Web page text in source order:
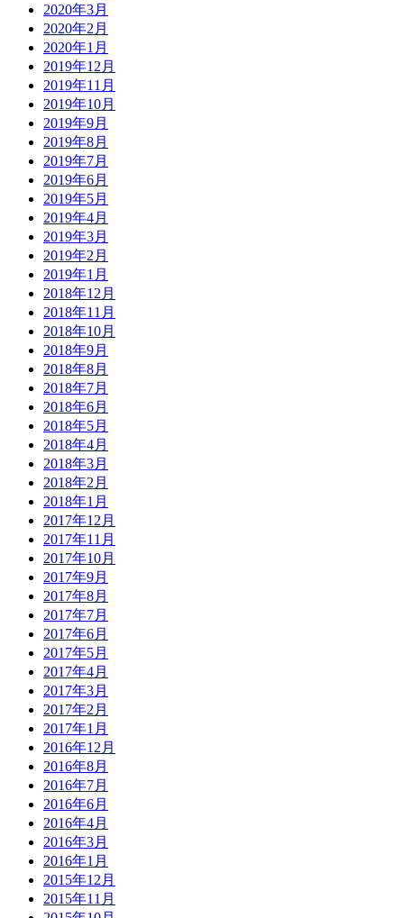
2020年3月
2020年2月
2020年1月
2019年12月
2019年11月
2019年10月
2019年9月
2019年8月
2019年7月
2019年6月
2019年5月
2019年4月
2019年3月
2019年2月
2019年1月
2018年12月
2018年11月
2018年10月
2018年9月
2018年8月
2018年7月
2018年6月
2018年5月
2018年4月
2018年3月
2018年2月
2018年1月
2017年12月
2017年11月
2017年10月
2017年9月
2017年8月
2017年7月
2017年6月
2017年5月
2017年4月
2017年3月
2017年2月
2017年1月
2016年12月
2016年8月
2016年7月
2016年6月
2016年4月
2016年3月
2016年1月
2015年12月
2015年11月